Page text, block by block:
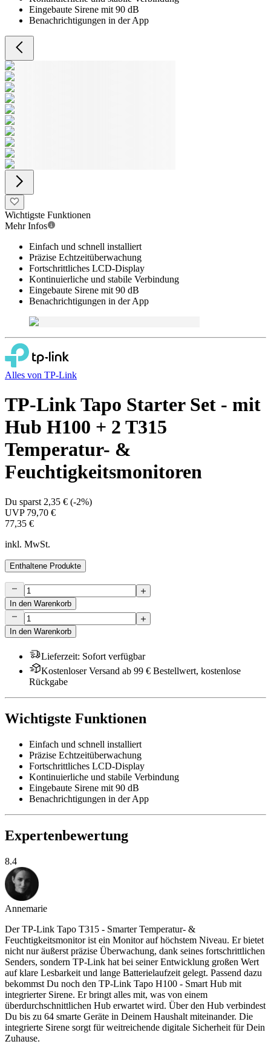
Eingebaute Sirene mit 90 dB
Benachrichtigungen in der App
Wichtigste Funktionen
Mehr Infos
Einfach und schnell installiert
Präzise Echtzeitüberwachung
Fortschrittliches LCD-Display
Kontinuierliche und stabile Verbindung
Eingebaute Sirene mit 90 dB
Benachrichtigungen in der App
Alles von TP-Link
TP-Link Tapo Starter Set - mit
Hub H100 + 2 T315
Temperatur- &
Feuchtigkeitsmonitoren
Du sparst 2,35 € (-2%)
UVP 79,70 €
77,35 €
inkl. MwSt.
Enthaltene Produkte
In den Warenkorb
In den Warenkorb
Lieferzeit: Sofort verfügbar
Kostenloser Versand ab 99 € Bestellwert, kostenlose
Rückgabe
Wichtigste Funktionen
Einfach und schnell installiert
Präzise Echtzeitüberwachung
Fortschrittliches LCD-Display
Kontinuierliche und stabile Verbindung
Eingebaute Sirene mit 90 dB
Benachrichtigungen in der App
Expertenbewertung
8.4
Annemarie
Der TP-Link Tapo T315 - Smarter Temperatur- &
Feuchtigkeitsmonitor ist ein Monitor auf höchstem Niveau. Er bietet
nicht nur äußerst präzise Überwachung, dank seines fortschrittlichen
Senders, sondern TP-Link hat bei seiner Entwicklung großen Wert
auf klare Lesbarkeit und lange Batterielaufzeit gelegt. Passend dazu
bekommst Du noch den TP-Link Tapo H100 - Smart Hub mit
integrierter Sirene. Er bringt alles mit, was von einem
überdurchschnittlichen Hub erwartet wird. Über den Hub verbindest
Du bis zu 64 smarte Geräte in Deinem Haushalt miteinander. Die
integrierte Sirene sorgt für weitreichende digitale Sicherheit für Dein
Zuhause.